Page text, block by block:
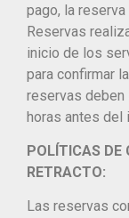
pago, la
Reservas
inicio de los
para confirmar
reservas deben
horas antes del
POLÍTICAS DE
RETRACTO:
Las reservas